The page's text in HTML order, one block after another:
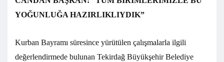
YOĞUNLUĞA HAZIRLIKLIYDIK”
Kurban Bayramı süresince yürütülen çalışmalarla ilgili
değerlendirmede bulunan Tekirdağ Büyükşehir Belediye